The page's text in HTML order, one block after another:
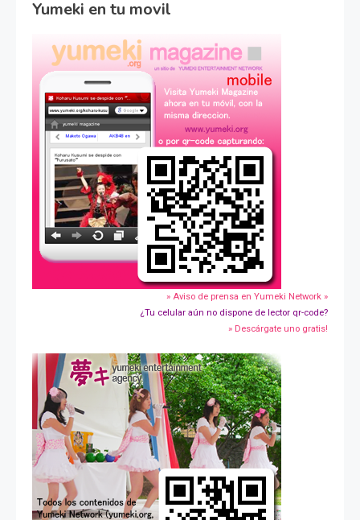
Yumeki en tu movil
» Aviso de prensa en Yumeki Network »
¿Tu celular aún no dispone de lector qr-code?
» Descárgate uno gratis!